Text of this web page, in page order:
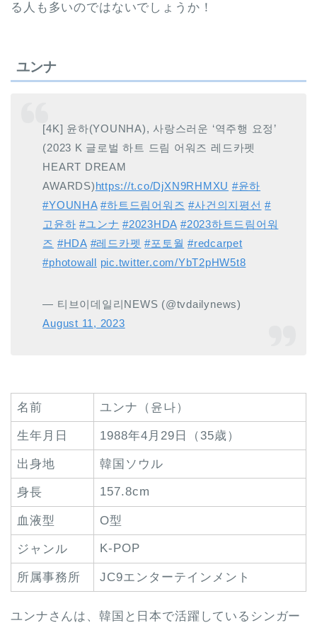
る人も多いのではないでしょうか！
ユンナ
[4K] 윤하(YOUNHA), 사랑스러운 ‘역주행 요정’
(2023 K 글로벌 하트 드림 어워즈 레드카펫
HEART DREAM
AWARDS)https://t.co/DjXN9RHMXU #윤하
#YOUNHA #하트드림어워즈 #사건의지평선 #
고윤하 #ユンナ #2023HDA #2023하트드림어워
즈 #HDA #레드카펫 #포토월 #redcarpet
#photowall pic.twitter.com/YbT2pHW5t8
— 티브이데일리NEWS (@tvdailynews)
August 11, 2023
名前 ユンナ（윤나）
生年月日 1988年4月29日（35歳）
出身地 韓国ソウル
身長 157.8cm
血液型 O型
ジャンル K-POP
所属事務所 JC9エンターテインメント
ユンナさんは、韓国と日本で活躍しているシンガー